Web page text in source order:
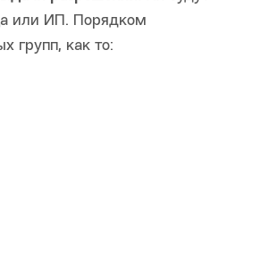
или ИП. Порядком
групп, как то: